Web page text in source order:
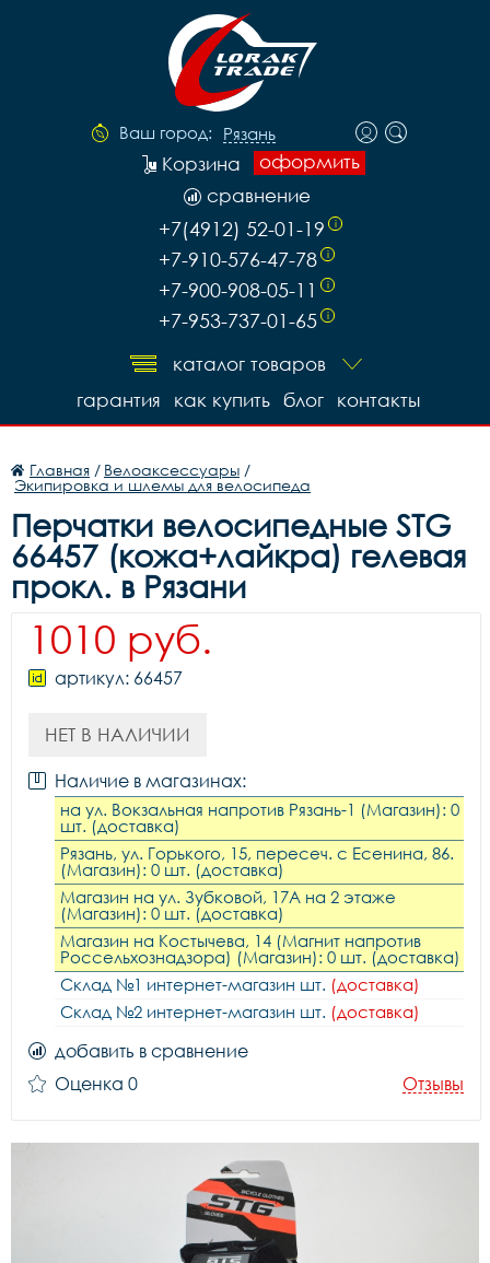
Ваш город: Рязань
оформить
Корзина
сравнение
+7(4912) 52-01-19 i
+7-910-576-47-78 i
+7-900-908-05-11 i
+7-953-737-01-65 i
каталог товаров
контакты
блог
как купить
гарантия
Главная / Велоаксессуары /
Экипировка и шлемы для велосипеда
Перчатки велосипедные STG
66457 (кожа+лайкра) гелевая
прокл. в Рязани
1010 руб.
артикул: 66457
НЕТ В НАЛИЧИИ
Наличие в магазинах:
на ул. Вокзальная напротив Рязань-1 (Магазин): 0
шт. (доставка)
Рязань, ул. Горького, 15, пересеч. с Есенина, 86.
(Магазин): 0 шт. (доставка)
Магазин на ул. Зубковой, 17А на 2 этаже
(Магазин): 0 шт. (доставка)
Магазин на Костычева, 14 (Магнит напротив
Россельхознадзора) (Магазин): 0 шт. (доставка)
Склад №1 интернет-магазин шт. (доставка)
Склад №2 интернет-магазин шт. (доставка)
добавить в сравнение
Оценка 0
Отзывы